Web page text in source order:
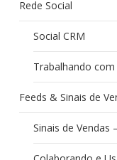
Rede Social
Social CRM
Trabalhando
Feeds & Sinais de
Sinais de Vendas